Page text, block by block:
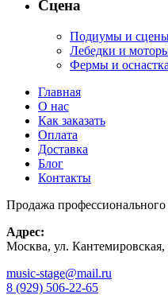
Сцена
Подиумы и
Лебедки и
Фермы и оснастка
Главная
О нас
Как заказать
Оплата
Доставка
Блог
Контакты
Продажа
Адрес:
Москва, ул. Кантемировская,
music-stage@mail.ru
8 (929) 506-22-65